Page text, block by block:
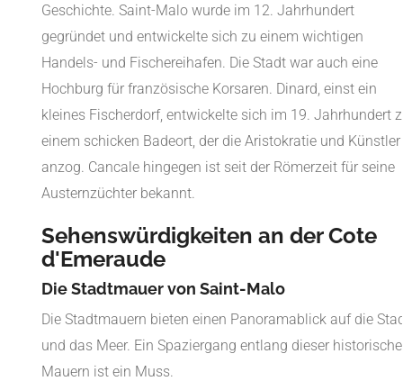
Geschichte. Saint-Malo wurde im 12. Jahrhundert
gegründet und entwickelte sich zu einem wichtigen
Handels- und Fischereihafen. Die Stadt war auch eine
Hochburg für französische Korsaren. Dinard, einst ein
kleines Fischerdorf, entwickelte sich im 19. Jahrhundert
einem schicken Badeort, der die Aristokratie und Künstler
anzog. Cancale hingegen ist seit der Römerzeit für seine
Austernzüchter bekannt.
Sehenswürdigkeiten an der Cote
d'Emeraude
Die Stadtmauer von Saint-Malo
Die Stadtmauern bieten einen Panoramablick auf die
und das Meer. Ein Spaziergang entlang dieser
Mauern ist ein Muss.